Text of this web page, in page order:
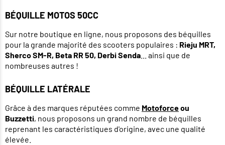
BÉQUILLE MOTOS 50CC
Sur notre boutique en ligne, nous proposons des béquilles
pour la grande majorité des scooters populaires : Rieju MRT,
Sherco SM-R, Beta RR 50, Derbi Senda ... ainsi que de
nombreuses autres !
BÉQUILLE LATÉRALE
Grâce à des marques réputées comme Motoforceou
Buzzetti, nous proposons un grand nombre de béquilles
reprenant les caractéristiques d'origine, avec une qualité
élevée.